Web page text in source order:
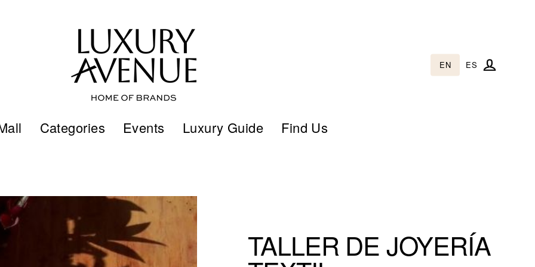
EN ES
Categories Events Luxury Guide Find Us
TALLER DE JOYERÍA